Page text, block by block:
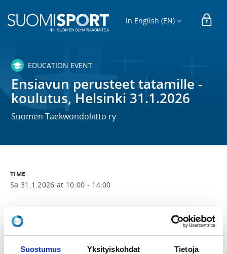
Suostumus Yksityiskohdat Tietoja
In English (EN)
EDUCATION EVENT
Ensiavun perusteet tatamille -
koulutus, Helsinki 31.1.2026
Suomen Taekwondoliitto ry
TIME
Sa 31.1.2026 at 10:00 - 14:00
LOCATION
Taekwondourheilijat2011:n sali
Ristipellontie 14, 00390 Helsinki, Suomi
View map